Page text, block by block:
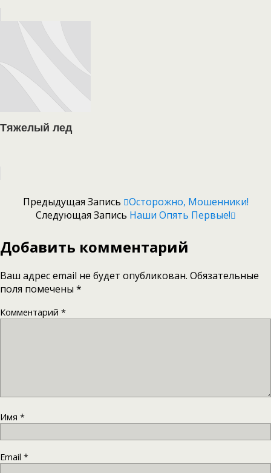
Тяжелый лед
Предыдущая Запись
Осторожно, Мошенники!
Следующая Запись Наши Опять Первые!
Добавить комментарий
Ваш адрес email не будет опубликован. Обязательные
поля помечены *
Комментарий *
Имя *
Email *